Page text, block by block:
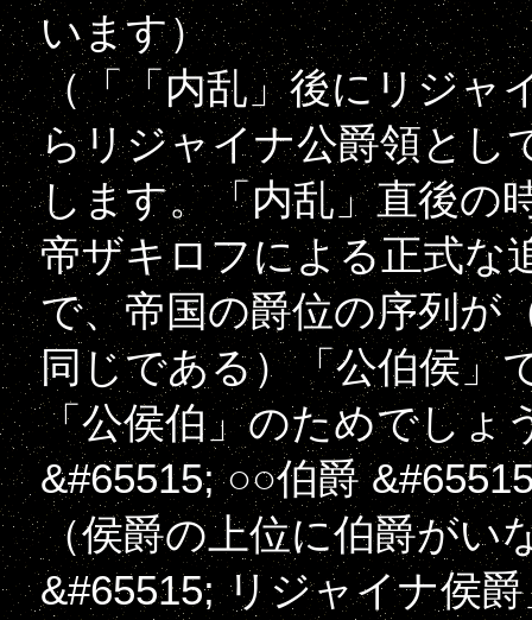
います）
（「「内乱」後にリジャ
らリジャイナ公爵領とし
します。「内乱」直後の
帝ザキロフによる正式な
で、帝国の爵位の序列が
同じである）「公伯侯」
「公侯伯」のためでしょ
&#65515; ○○伯爵
（侯爵の上位に伯爵がい
&#65515; リジャイナ侯